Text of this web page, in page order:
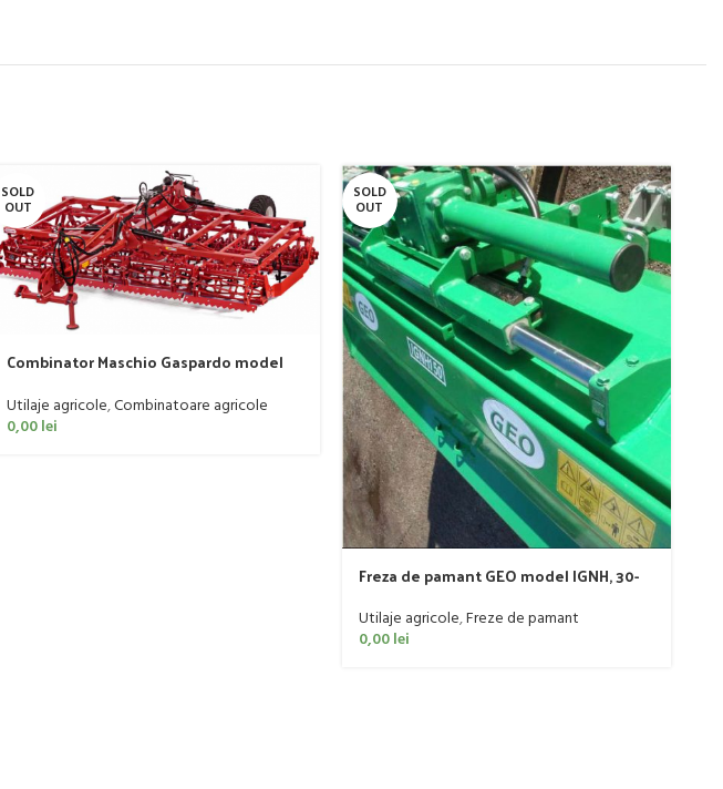
SOLD
OUT
Combinator Maschio Gaspardo model
Utilaje agricole,Combinatoare agricole
0,00lei
SOLD
OUT
Freza de pamant GEO model IGNH, 30-
Utilaje agricole,Freze de pamant
0,00lei